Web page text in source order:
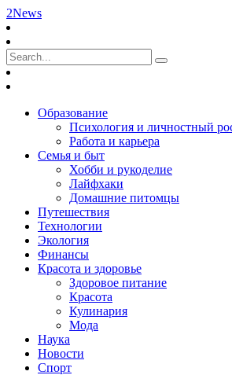
2News
Образование
Психология и личностный
Работа и карьера
Семья и быт
Хобби и рукоделие
Лайфхаки
Домашние питомцы
Путешествия
Технологии
Экология
Финансы
Красота и здоровье
Здоровое питание
Красота
Кулинария
Мода
Наука
Новости
Спорт